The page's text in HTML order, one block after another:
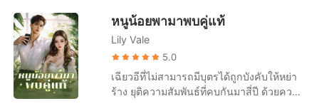
รัฐศาสตร์ทำงานหนักเกินไปค่ะ... เรื่องมีลูก
เราคงต้องรอไปก่อน เพราะหนูไม่อยากกดดัน
สภาพร่างกายของเขา" ฉันส่งยิ้มไร้เดียงสา
มองดูใบหน้าของสามีที่โกรธจัดจนแทบ
กระอักเลือดเมื่อถูกหาว่า 'ไร้น้ำยา' และนี่...
เพิ่งจะเริ่มต้นเท่านั้น
เหยียบขยี้แผลไฟไหม้ที่หลังมือของเธอ บังคับ
ให้เธอคุกเข่าขอโทษไพลิน ทั้งที่ไพลินเพิ่ง
กระซิบเยาะเย้ยว่าตัวเองเป็นคนจุดไฟเพื่อแย่ง
ทุกอย่าง "ถ้าเธอยังไม่ยอมขอโทษ ฉันจะหย่า
กับเธอทันที แล้วออกไปแต่ตัวซะ!" สรณ์ตวาด
ลั่น คิดว่าคำว่าหย่าจะทำให้ผู้หญิงที่เกาะ
แต่ในที่สุดเธอก็ตระหนักว่าความพยายาม
ของเธอ มันไร้ประโยชน์สิ้นดี เพราะในใจ
ของสามีตัวเองมีแต่รักแรกของเขา เซิงเกอรู้
สึกผิดหวังอย่างมาก และขอหย่าอย่างเด็ดขาด
"ถึงเวลาแล้ว ฉันไม่ปกปิดอีกแล้ว จะบอก
ความจริงให้" ทันใดนั้น โลกออนไลน์ก็ระเบิด
ขึ้นทันที มีข่าวลือว่าสาวรวยพันล้านคนหนึ่ง
หนูน้อยพามาพบคู่แท้
Lily Vale
5.0
เฉียวอีที่ไม่สามารถมีบุตรได้ถูกบังคับให้หย่า
ร้าง ยุติความสัมพันธ์ที่คบกันมาสี่ปี ด้วยความ